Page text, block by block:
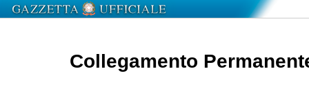
Collegamento